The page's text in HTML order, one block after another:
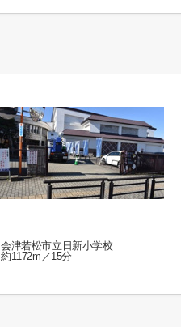
会津若松市立日新小学校
約1172m／15分